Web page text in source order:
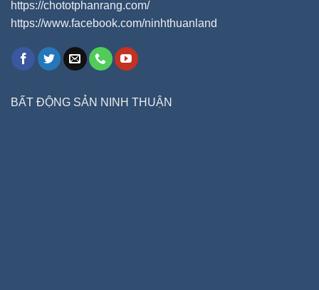
https://chototphanrang.com/
https://www.facebook.com/ninhthuanland
BẤT ĐỘNG SẢN NINH THUẬN